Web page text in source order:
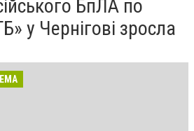
БпЛА по
у Чернігові зросла